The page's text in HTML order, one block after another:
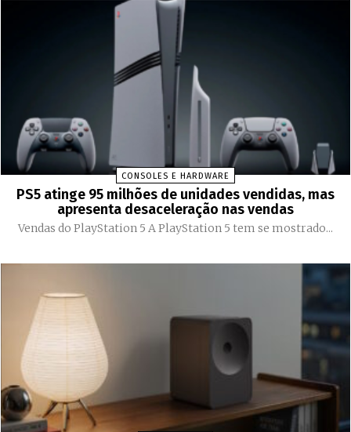
CONSOLES E HARDWARE
PS5 atinge 95 milhões de unidades vendidas, mas
apresenta desaceleração nas vendas
Vendas do PlayStation 5 A PlayStation 5 tem se mostrado...